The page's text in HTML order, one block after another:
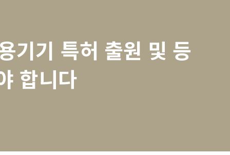
기기 특허 출원 및 등
합니다